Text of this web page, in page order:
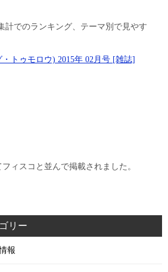
計でのランキング、テーマ別で見やす
トゥモロウ) 2015年 02月号 [雑誌]
ィスコと並んで掲載されました。
リー
報